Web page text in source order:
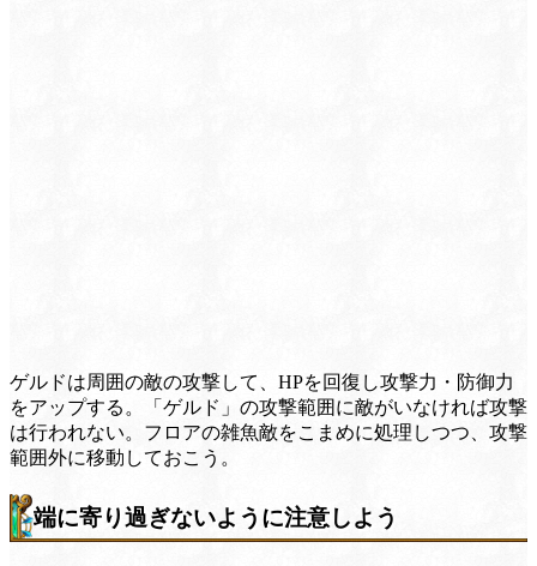
ゲルドは周囲の敵の攻撃して、HPを回復し攻撃力・防御力
をアップする。「ゲルド」の攻撃範囲に敵がいなければ攻撃
は行われない。フロアの雑魚敵をこまめに処理しつつ、攻撃
範囲外に移動しておこう。
端に寄り過ぎないように注意しよう